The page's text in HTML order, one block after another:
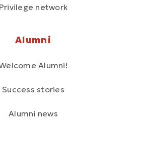
Privilege network
Alumni
Alumni!
Success stories
Alumni news